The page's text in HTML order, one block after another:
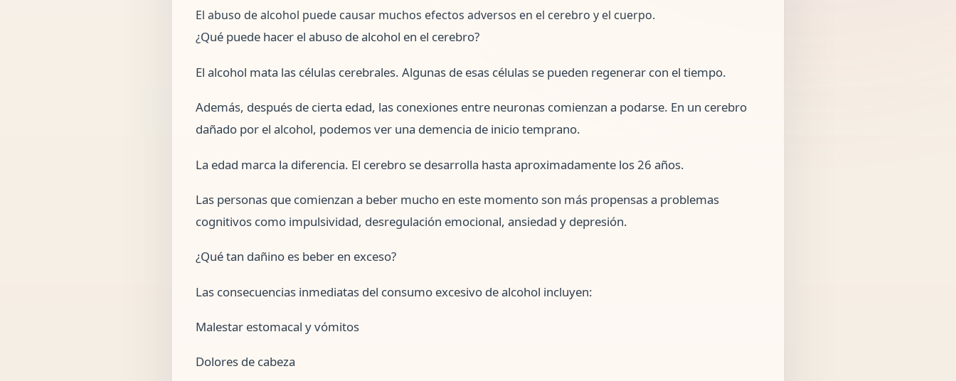
El abuso de alcohol puede causar muchos efectos adversos en el cerebro y el cuerpo.
¿Qué puede hacer el abuso de alcohol en el cerebro?
El alcohol mata las células cerebrales. Algunas de esas células se pueden regenerar con el tiempo.
Además, después de cierta edad, las conexiones entre neuronas comienzan a podarse. En un cerebro
dañado por el alcohol, podemos ver una demencia de inicio temprano.
La edad marca la diferencia. El cerebro se desarrolla hasta aproximadamente los 26 años.
Las personas que comienzan a beber mucho en este momento son más propensas a problemas
cognitivos como impulsividad, desregulación emocional, ansiedad y depresión.
¿Qué tan dañino es beber en exceso?
Las consecuencias inmediatas del consumo excesivo de alcohol incluyen:
Malestar estomacal y vómitos
Dolores de cabeza